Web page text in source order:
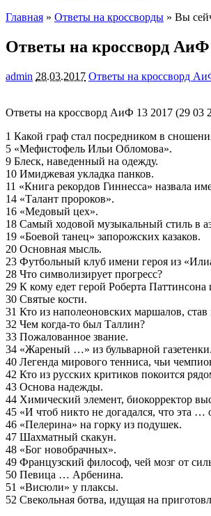
Главная » Ответы на кроссворды » Вы
Ответы на кроссворд АиФ
admin 28.03.2017 Ответы на кроссворд
Ответы на кроссворд АиФ 13 2017 (29 03
1 Какой граф стал посредником в
5 «Мефистофель Ильи Обломова».
9 Блеск, наведенный на одежду.
10 Имиджевая укладка панков.
11 «Книга рекордов Гиннесса» назвала
14 «Талант пророков».
16 «Медовый цех».
18 Самый ходовой музыкальный стиль в
19 «Боевой танец» запорожских казаков.
20 Основная мысль.
23 Футбольный клуб имени героя из
28 Что символизирует прогресс?
29 К кому едет герой Роберта
30 Святые кости.
31 Кто из наполеоновских маршалов,
32 Чем когда-то был Таллин?
33 Пожалованное звание.
34 «Жареный …» из бульварной газетенки.
40 Легенда мирового тенниса, чьи
42 Кто из русских критиков покоится
43 Основа надежды.
44 Химический элемент, биокорректор
45 «И чтоб никто не догадался, что эта …
46 «Пелерина» на горку из подушек.
47 Шахматный скакун.
48 «Бог новобрачных».
49 Французский философ, чей мозг от
50 Певица … Арбенина.
51 «Висюли» у плаксы.
52 Свекольная ботва, идущая на